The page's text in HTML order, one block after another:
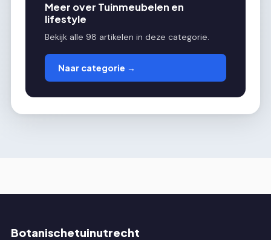
Meer over Tuinmeubelen en
lifestyle
Bekijk alle 98 artikelen in deze categorie.
Naar categorie →
Botanischetuinutrecht